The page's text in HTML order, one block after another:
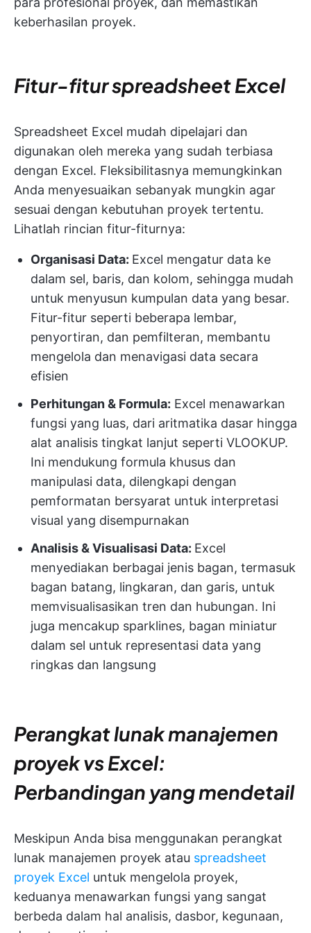
keberhasilan proyek.
Fitur-fitur spreadsheet Excel
Spreadsheet Excel mudah dipelajari dan
digunakan oleh mereka yang sudah terbiasa
dengan Excel. Fleksibilitasnya memungkinkan
Anda menyesuaikan sebanyak mungkin agar
sesuai dengan kebutuhan proyek tertentu.
Lihatlah rincian fitur-fiturnya:
Organisasi Data: Excel mengatur data ke
dalam sel, baris, dan kolom, sehingga mudah
untuk menyusun kumpulan data yang besar.
Fitur-fitur seperti beberapa lembar,
penyortiran, dan pemfilteran, membantu
mengelola dan menavigasi data secara
efisien
Perhitungan & Formula: Excel menawarkan
fungsi yang luas, dari aritmatika dasar hingga
alat analisis tingkat lanjut seperti VLOOKUP.
Ini mendukung formula khusus dan
manipulasi data, dilengkapi dengan
pemformatan bersyarat untuk interpretasi
visual yang disempurnakan
Analisis & Visualisasi Data: Excel
menyediakan berbagai jenis bagan, termasuk
bagan batang, lingkaran, dan garis, untuk
memvisualisasikan tren dan hubungan. Ini
juga mencakup sparklines, bagan miniatur
dalam sel untuk representasi data yang
ringkas dan langsung
Perangkat lunak manajemen
proyek vs Excel:
Perbandingan yang mendetail
Meskipun Anda bisa menggunakan perangkat
lunak manajemen proyek atau spreadsheet
proyek Excel untuk mengelola proyek,
keduanya menawarkan fungsi yang sangat
berbeda dalam hal analisis, dasbor, kegunaan,